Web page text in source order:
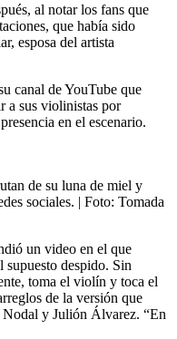
al notar los fans que
que había sido
esposa del artista
canal de YouTube que
a sus violinistas por
en el escenario.
de su luna de miel y
sociales. | Foto: Tomada
un video en el que
supuesto despido. Sin
toma el violín y toca el
de la versión que
Nodal y Julión Álvarez. “En